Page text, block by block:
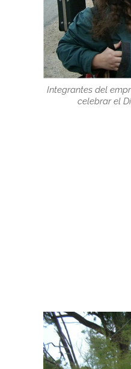
Integrantes del
celebrar el